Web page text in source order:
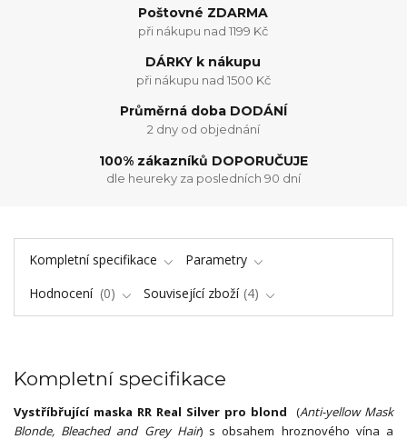
Poštovné ZDARMA
při nákupu nad 1199 Kč
DÁRKY k nákupu
při nákupu nad 1500 Kč
Průměrná doba DODÁNÍ
2 dny od objednání
100% zákazníků DOPORUČUJE
dle heureky za posledních 90 dní
Kompletní specifikace
Parametry
Hodnocení
0 Související zboží 4
Kompletní specifikace
Vystříbřující maska RR Real Silver pro blond (Anti-yellow Mask
Blonde, Bleached and Grey Hair) s obsahem hroznového vína a